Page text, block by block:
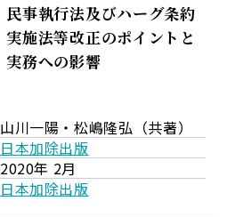
民事執行法及びハーグ条約
実施法等改正のポイントと
実務への影響
山川一陽・松嶋隆弘（共著）
日本加除出版
2020年 2月
日本加除出版